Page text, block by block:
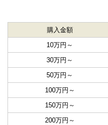
購入金額
10万円～
30万円～
50万円～
100万円～
150万円～
200万円～